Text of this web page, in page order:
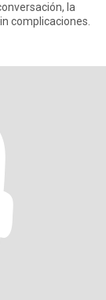
la
complicaciones.